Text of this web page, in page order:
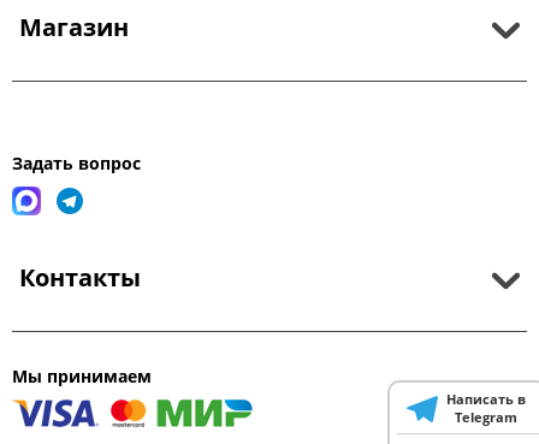
Магазин
Задать вопрос
Контакты
Мы принимаем
Написать в
Telegram